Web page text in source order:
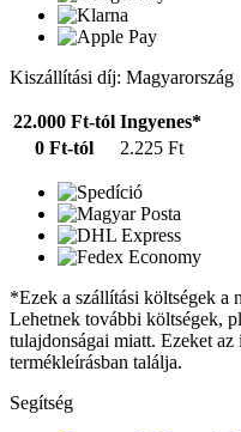
Kiszállítási díj: Magyarország
22.000 Ft-tól Ingyenes*
0 Ft-tól
2.225 Ft
*Ezek a szállítási költségek a
Lehetnek további költségek,
tulajdonságai miatt. Ezeket
termékleírásban találja.
Segítség